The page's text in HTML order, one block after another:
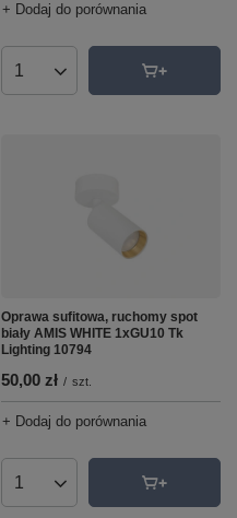
+ Dodaj do porównania
Ilość produktów
Oprawa sufitowa, ruchomy spot
biały AMIS WHITE 1xGU10 Tk
Lighting 10794
50,00 zł / szt.
+ Dodaj do porównania
Ilość produktów